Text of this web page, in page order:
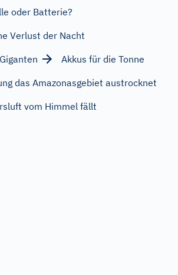
oder Batterie?
Verlust der Nacht
Akkus für die Tonne
das Amazonasgebiet austrocknet
vom Himmel fällt